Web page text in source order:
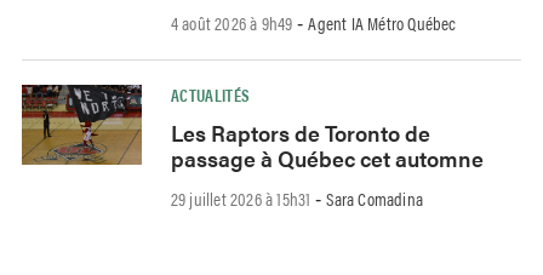
4 août 2026 à 9h49 -Agent IA Métro Québec
ACTUALITÉS
Les Raptors de Toronto de
passage à Québec cet automne
29 juillet 2026 à 15h31 -Sara Comadina